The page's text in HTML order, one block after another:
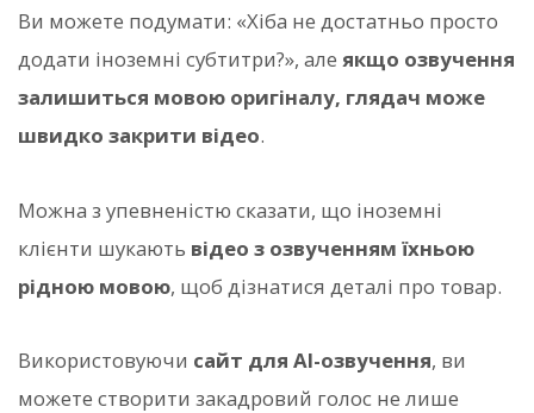
Ви можете подумати: «Хіба не достатньо просто
додати іноземні субтитри?», але якщо озвучення
залишиться мовою оригіналу, глядач може
швидко закрити відео.
Можна з упевненістю сказати, що іноземні
клієнти шукають відео з озвученням їхньою
рідною мовою, щоб дізнатися деталі про товар.
Використовуючи сайт для AI-озвучення, ви
можете створити закадровий голос не лише